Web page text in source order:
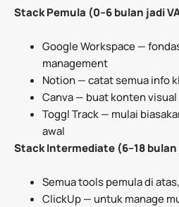
Stack Pemula (0–6 bulan jadi
Google Workspace —
management
Notion — catat semua info
Canva — buat konten
Toggl Track — mulai
awal
Stack Intermediate (6–18 bulan
Semua tools pemula di
ClickUp — untuk manage